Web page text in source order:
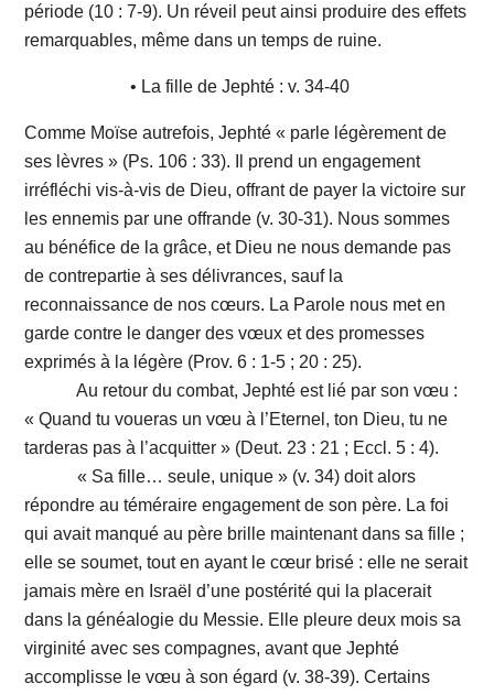
période (10 : 7-9). Un réveil peut ainsi produire des effets
remarquables, même dans un temps de ruine.
• La fille de Jephté : v. 34-40
Comme Moïse autrefois, Jephté « parle légèrement de
ses lèvres » (Ps. 106 : 33). Il prend un engagement
irréfléchi vis-à-vis de Dieu, offrant de payer la victoire sur
les ennemis par une offrande (v. 30-31). Nous sommes
au bénéfice de la grâce, et Dieu ne nous demande pas
de contrepartie à ses délivrances, sauf la
reconnaissance de nos cœurs. La Parole nous met en
garde contre le danger des vœux et des promesses
exprimés à la légère (Prov. 6 : 1-5 ; 20 : 25).
Au retour du combat, Jephté est lié par son vœu :
« Quand tu voueras un vœu à l’Eternel, ton Dieu, tu ne
tarderas pas à l’acquitter » (Deut. 23 : 21 ; Eccl. 5 : 4).
« Sa fille… seule, unique » (v. 34) doit alors
répondre au téméraire engagement de son père. La foi
qui avait manqué au père brille maintenant dans sa fille ;
elle se soumet, tout en ayant le cœur brisé : elle ne serait
jamais mère en Israël d’une postérité qui la placerait
dans la généalogie du Messie. Elle pleure deux mois sa
virginité avec ses compagnes, avant que Jephté
accomplisse le vœu à son égard (v. 38-39). Certains